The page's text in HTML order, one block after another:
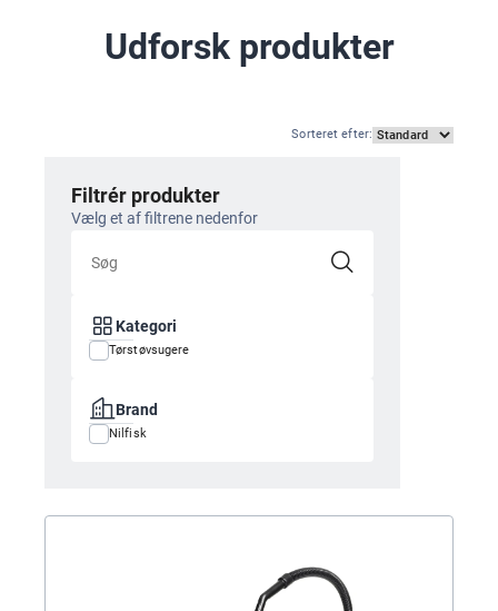
Udforsk produkter
Sorteret efter:
Filtrér produkter
Vælg et af filtrene nedenfor
Kategori
Tørstøvsugere
Brand
Nilfisk